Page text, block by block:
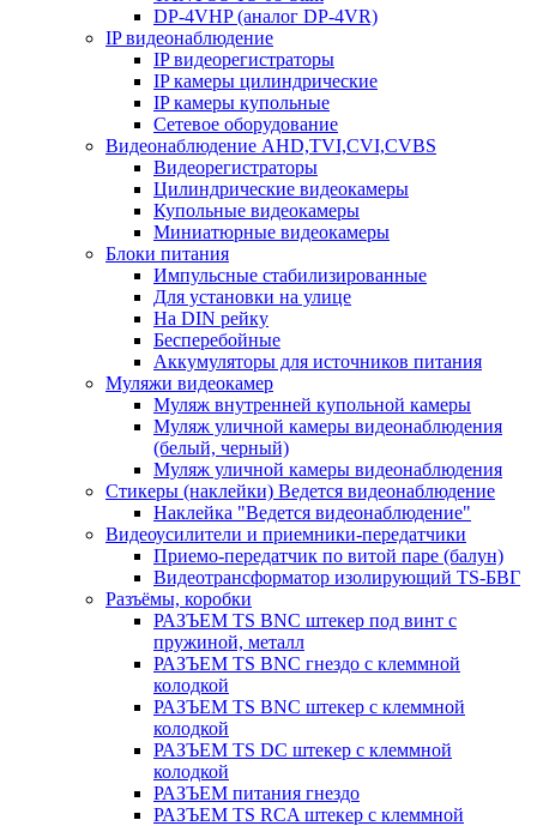
DP-4VHP (аналог DP-4VR)
IP видеонаблюдение
IP видеорегистраторы
IP камеры цилиндрические
IP камеры купольные
Сетевое оборудование
Видеонаблюдение AHD,TVI,CVI,CVBS
Видеорегистраторы
Цилиндрические видеокамеры
Купольные видеокамеры
Миниатюрные видеокамеры
Блоки питания
Импульсные стабилизированные
Для установки на улице
На DIN рейку
Бесперебойные
Аккумуляторы для источников питания
Муляжи видеокамер
Муляж внутренней купольной камеры
Муляж уличной камеры видеонаблюдения
(белый, черный)
Муляж уличной камеры видеонаблюдения
Стикеры (наклейки) Ведется видеонаблюдение
Наклейка "Ведется видеонаблюдение"
Видеоусилители и приемники-передатчики
Приемо-передатчик по витой паре (балун)
Видеотрансформатор изолирующий TS-БВГ
Разъёмы, коробки
РАЗЪЕМ TS BNC штекер под винт с
пружиной, металл
РАЗЪЕМ TS BNC гнездо с клеммной
колодкой
РАЗЪЕМ TS BNC штекер с клеммной
колодкой
РАЗЪЕМ TS DC штекер с клеммной
колодкой
РАЗЪЕМ питания гнездо
РАЗЪЕМ TS RCA штекер с клеммной